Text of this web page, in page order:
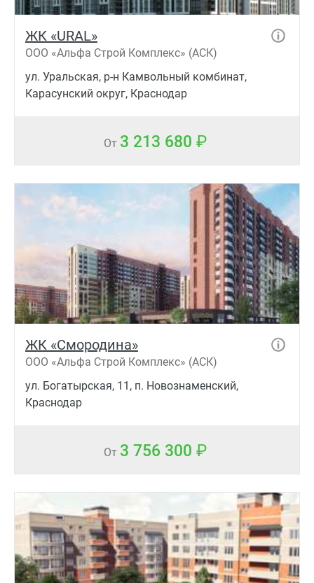
ЖК «URAL»
ООО «Альфа Строй Комплекс» (АСК)
ул. Уральская, р-н Камвольный комбинат,
Карасунский округ, Краснодар
От 3 213 680
ЖК «Смородина»
ООО «Альфа Строй Комплекс» (АСК)
ул. Богатырская, 11, п. Новознаменский,
Краснодар
От 3 756 300